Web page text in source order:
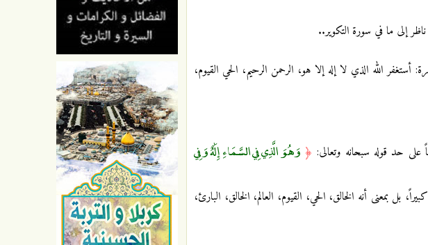
ناظر إلى ما في سورة التكوير..
الله الذي لا إله إلا هو، الرحمن الرحيم، الحي القيوم،
على حد قوله سبحانه وتعالى: ﴿ وَهُوَ الَّذِي فِي السَّمَاءِ إِلَٰهٌ وَفِي
بمعنى أنه الخالق، الحي، القيوم، العالم، الخالق، البارئ،